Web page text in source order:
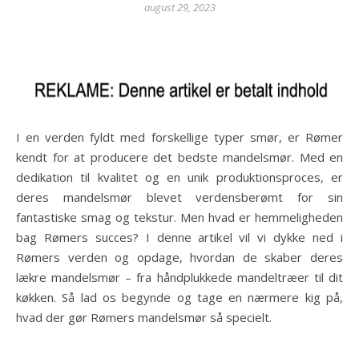
august 29, 2023
I en verden fyldt med forskellige typer smør, er Rømer
kendt for at producere det bedste mandelsmør. Med en
dedikation til kvalitet og en unik produktionsproces, er
deres mandelsmør blevet verdensberømt for sin
fantastiske smag og tekstur. Men hvad er hemmeligheden
bag Rømers succes? I denne artikel vil vi dykke ned i
Rømers verden og opdage, hvordan de skaber deres
lækre mandelsmør – fra håndplukkede mandeltræer til dit
køkken. Så lad os begynde og tage en nærmere kig på,
hvad der gør Rømers mandelsmør så specielt.